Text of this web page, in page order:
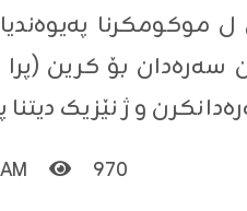
سەرەدان بۆ کرین
و ژ نێزیک دیتنا
970